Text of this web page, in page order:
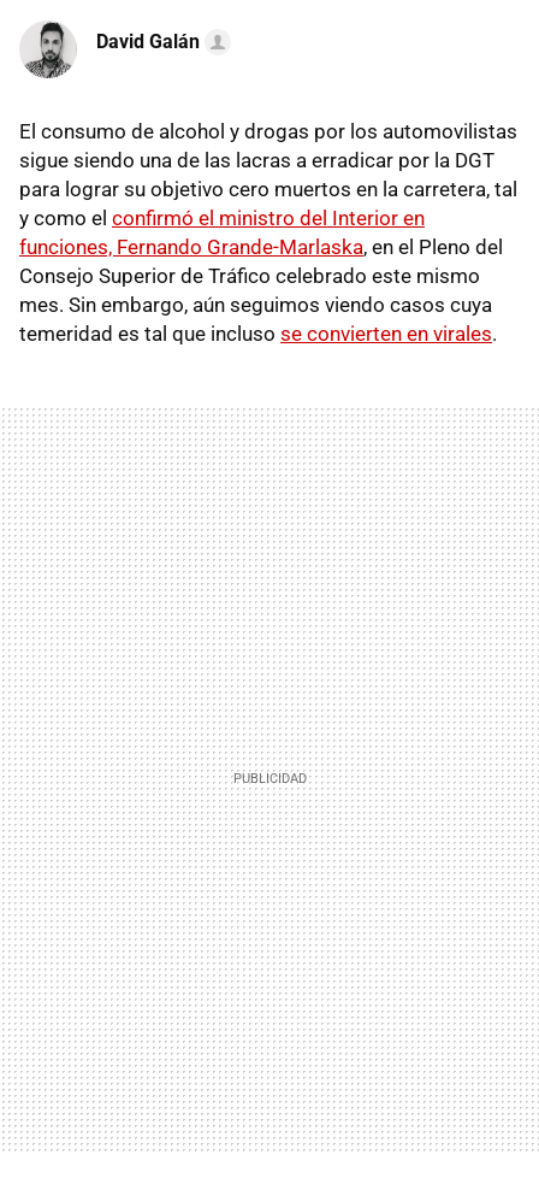
David Galán
El consumo de alcohol y drogas por los automovilistas
sigue siendo una de las lacras a erradicar por la DGT
para lograr su objetivo cero muertos en la carretera, tal
y como el confirmó el ministro del Interior en
funciones, Fernando Grande-Marlaska, en el Pleno del
Consejo Superior de Tráfico celebrado este mismo
mes. Sin embargo, aún seguimos viendo casos cuya
temeridad es tal que incluso se convierten en virales.